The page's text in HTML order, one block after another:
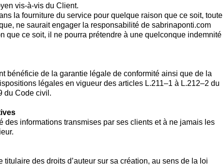
vis-à-vis du Client.
la fourniture du service pour quelque raison que ce soit, toute
ne saurait engager la responsabilité de sabrinaponti.com
que ce soit, il ne pourra prétendre à une quelconque indemnité
bénéficie de la garantie légale de conformité ainsi que de la
légales en vigueur des articles L.211–1 à L.212–2 du
du Code civil.
des informations transmises par ses clients et à ne jamais les
titulaire des droits d’auteur sur sa création, au sens de la loi